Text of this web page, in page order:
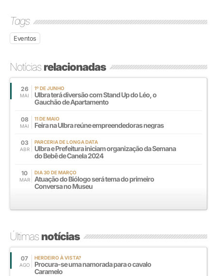
Tags
Eventos
Notíciasrelacionadas
26
MAI
1º DE JUNHO
Ulbra terá diversão com Stand Up do Léo, o
Gauchão de Apartamento
08
MAI
11 DE MAIO
Feira na Ulbra reúne empreendedoras negras
03
ABR
PARCERIA DE LONGA DATA
Ulbra e Prefeitura iniciam organização da Semana
do Bebê de Canela 2024
10
MAR
DIA 30 DE MARÇO
Atuação do Biólogo será tema do primeiro
Conversa no Museu
Últimasnotícias
07
AGO
HERDEIRO À VISTA?
Procura-se uma namorada para o cavalo
Caramelo